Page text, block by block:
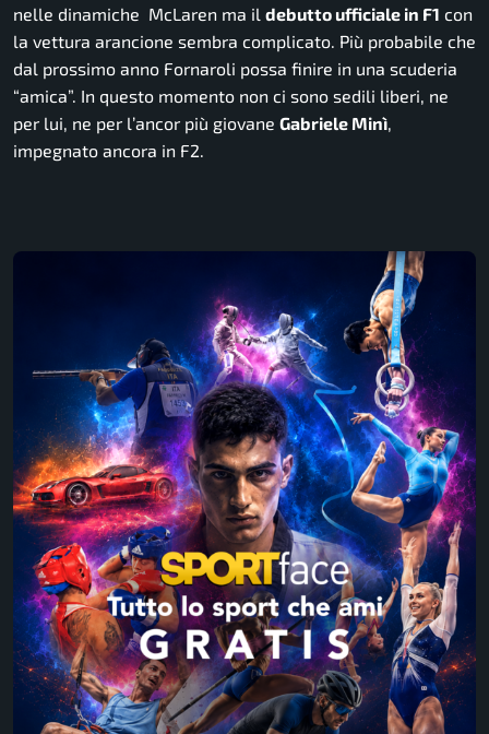
nelle dinamiche McLaren ma il debutto ufficiale in F1 con
la vettura arancione sembra complicato. Più probabile che
dal prossimo anno Fornaroli possa finire in una scuderia
“amica”. In questo momento non ci sono sedili liberi, ne
per lui, ne per l’ancor più giovane Gabriele Minì
impegnato ancora in F2.